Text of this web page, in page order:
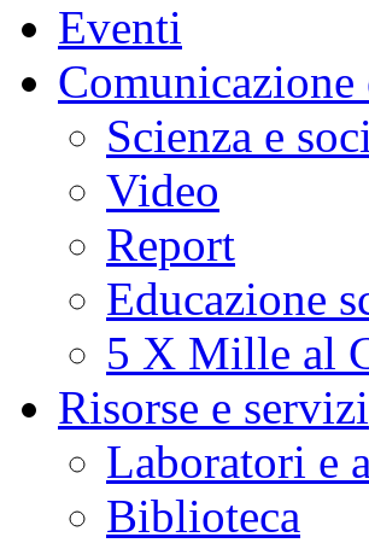
Eventi
Comunicazione
Scienza e
Video
Report
Educazione
5 X Mille al
Risorse e servizi
Laboratori e
Biblioteca